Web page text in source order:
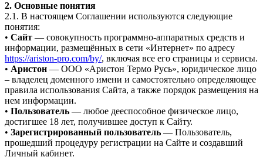
2. Основные понятия
2.1. В настоящем Соглашении используются следующие
понятия:
• Сайт — совокупность программно-аппаратных средств и
информации, размещённых в сети «Интернет» по адресу
https://ariston-pro.com/by/, включая все его страницы и сервисы.
• Аристон — ООО «Аристон Термо Русь», юридическое лицо
– владелец доменного имени и самостоятельно определяющее
правила использования Сайта, а также порядок размещения на
нем информации.
• Пользователь — любое дееспособное физическое лицо,
достигшее 18 лет, получившее доступ к Сайту.
• Зарегистрированный пользователь — Пользователь,
прошедший процедуру регистрации на Сайте и создавший
Личный кабинет.